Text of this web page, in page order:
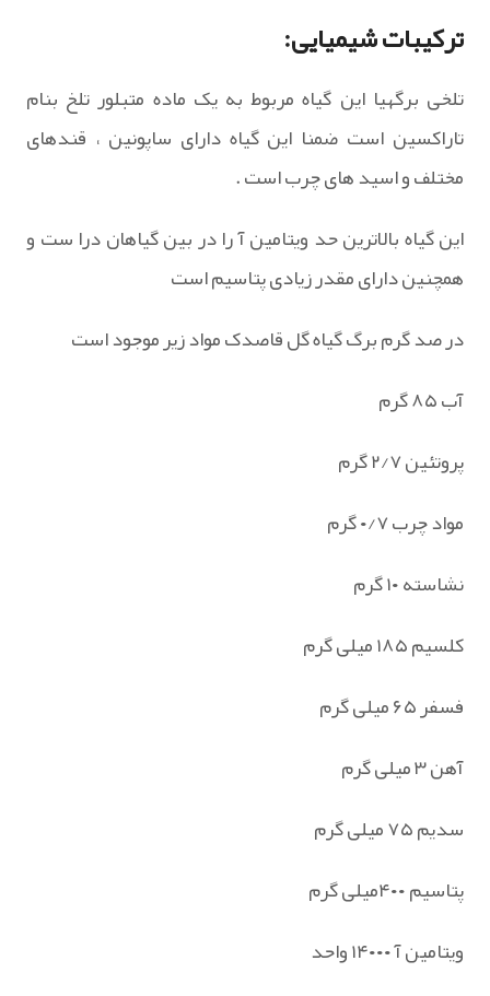
ترکیبات شیمیایی:
تلخی برگهیا این گیاه مربوط به یک ماده متبلور تلخ بنام
تاراکسین است ضمنا این گیاه دارای ساپونین ، قندهای
مختلف و اسید های چرب است .
این گیاه بالاترین حد ویتامین آ را در بین گیاهان درا ست و
همچنین دارای مقدر زیادی پتاسیم است
در صد گرم برگ گیاه گل قاصدک مواد زیر موجود است
آب ۸۵ گرم
پروتئین ۲/۷ گرم
مواد چرب ۰/۷ گرم
نشاسته ۱۰ گرم
کلسیم ۱۸۵ میلی گرم
فسفر ۶۵ میلی گرم
آهن ۳ میلی گرم
سدیم ۷۵ میلی گرم
پتاسیم ۴۰۰میلی گرم
ویتامین آ ۱۴۰۰۰ واحد